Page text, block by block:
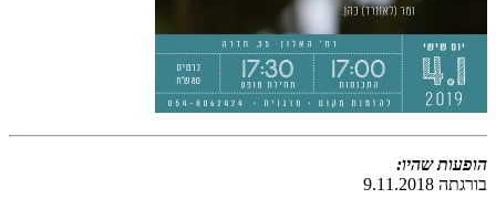
הופעות שהיו:
בורגתה 9.11.2018